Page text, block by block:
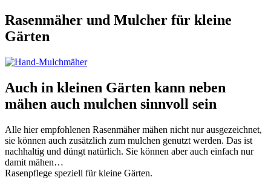
Rasenmäher und Mulcher für kleine
Gärten
Auch in kleinen Gärten kann neben
mähen auch mulchen sinnvoll sein
Alle hier empfohlenen Rasenmäher mähen nicht nur ausgezeichnet,
sie können auch zusätzlich zum mulchen genutzt werden. Das ist
nachhaltig und düngt natürlich. Sie können aber auch einfach nur
damit mähen…
Rasenpflege speziell für kleine Gärten.